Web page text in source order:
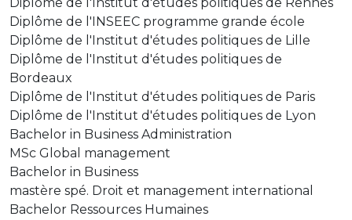
Diplôme de l'INSEEC programme grande école
Diplôme de l'Institut d'études politiques de Lille
Diplôme de l'Institut d'études politiques de
Bordeaux
Diplôme de l'Institut d'études politiques de Paris
Diplôme de l'Institut d'études politiques de Lyon
Bachelor in Business Administration
MSc Global management
Bachelor in Business
mastère spé. Droit et management international
Bachelor Ressources Humaines